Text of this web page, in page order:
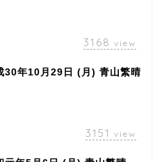
3168 view
30年10月29日 (月) 青山繁晴
3151 view